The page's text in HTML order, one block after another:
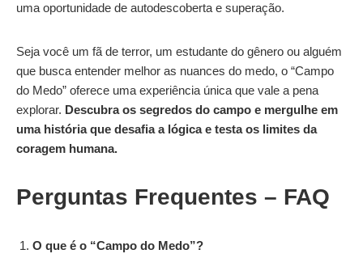
uma oportunidade de autodescoberta e superação.
Seja você um fã de terror, um estudante do gênero ou alguém
que busca entender melhor as nuances do medo, o “Campo
do Medo” oferece uma experiência única que vale a pena
explorar. Descubra os segredos do campo e mergulhe em
uma história que desafia a lógica e testa os limites da
coragem humana.
Perguntas Frequentes – FAQ
O que é o “Campo do Medo”?